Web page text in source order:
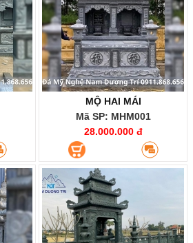
MỘ HAI MÁI
Mã SP: MHM001
28.000.000 đ